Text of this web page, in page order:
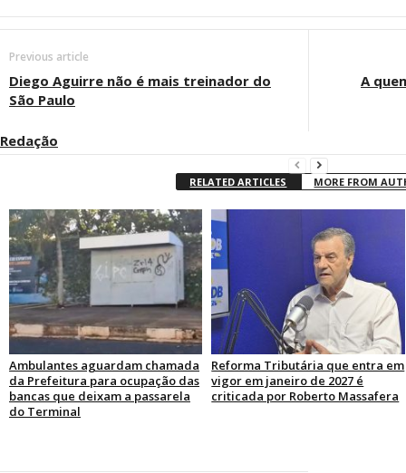
Previous article
Diego Aguirre não é mais treinador do
São Paulo
A
Redação
RELATED ARTICLES MORE FROM
Ambulantes aguardam chamada
da Prefeitura para ocupação das
bancas que deixam a passarela
do Terminal
Reforma Tributária que entra em
vigor em janeiro de 2027 é
criticada por Roberto Massafera